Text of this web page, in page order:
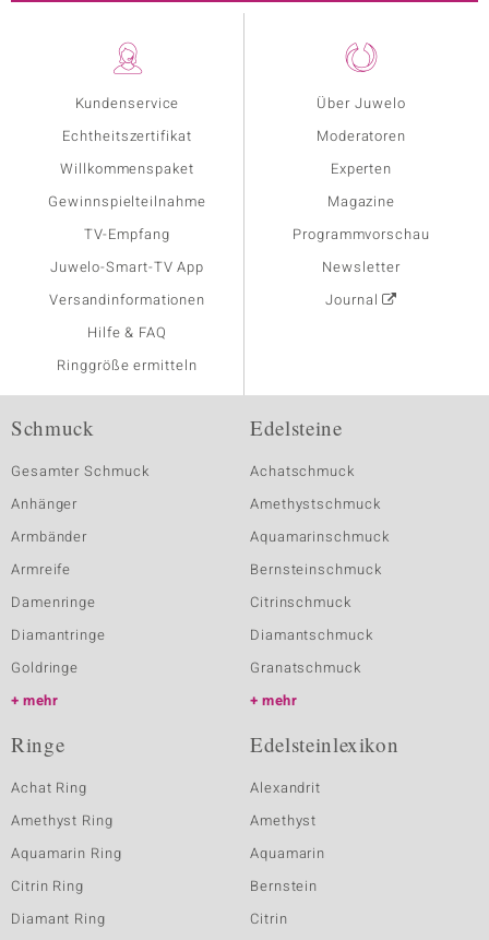
Kundenservice
Echtheitszertifikat
Willkommenspaket
Gewinnspielteilnahme
TV-Empfang
Juwelo-Smart-TV App
Versandinformationen
Hilfe & FAQ
Ringgröße ermitteln
Über Juwelo
Moderatoren
Experten
Magazine
Programmvorschau
Newsletter
Journal
Schmuck
Gesamter Schmuck
Anhänger
Armbänder
Armreife
Damenringe
Diamantringe
Goldringe
mehr
Edelsteine
Achatschmuck
Amethystschmuck
Aquamarinschmuck
Bernsteinschmuck
Citrinschmuck
Diamantschmuck
Granatschmuck
mehr
Ringe
Achat Ring
Amethyst Ring
Aquamarin Ring
Citrin Ring
Diamant Ring
Edelsteinlexikon
Alexandrit
Amethyst
Aquamarin
Bernstein
Citrin